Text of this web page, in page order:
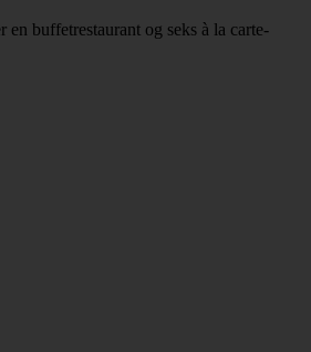
buffetrestaurant og seks à la carte-